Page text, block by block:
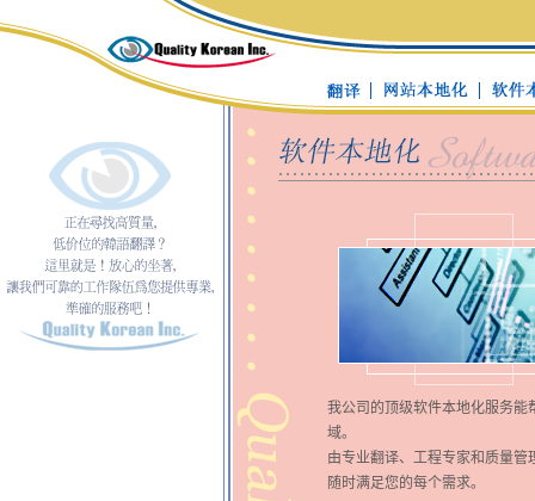
我公司的顶级软件本地化服务能
域。
由专业翻译、工程专家和质量
随时满足您的每个需求。